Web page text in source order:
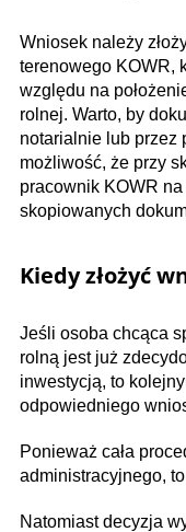
Wniosek należy
terenowego KOWR,
względu na
rolnej. Warto, by
notarialnie lub przez
możliwość, że przy
pracownik KOWR
skopiowanych
Kiedy złożyć
Jeśli osoba chcąca
rolną jest już
inwestycją, to
odpowiedniego
Ponieważ cała
administracyjnego,
Natomiast decyzja